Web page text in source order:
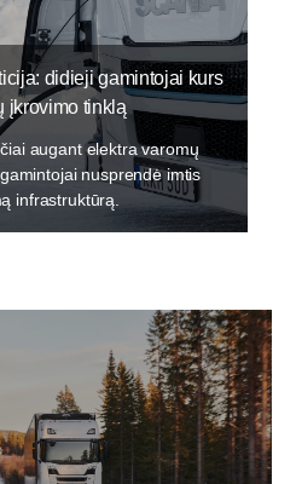
didieji gamintojai kurs
įkrovimo tinklą
augant elektra varomų
nusprendė imtis
infrastruktūrą.